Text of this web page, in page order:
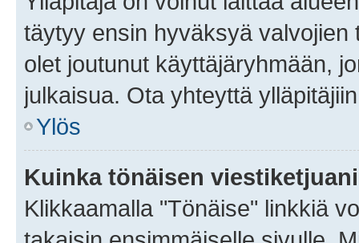
täytyy ensin hyväksyä
olet joutunut käyttäjäryhmään,
julkaisua. Ota yhteyttä
Ylös
Kuinka tönäisen
Klikkaamalla "Tönäise" linkkiä